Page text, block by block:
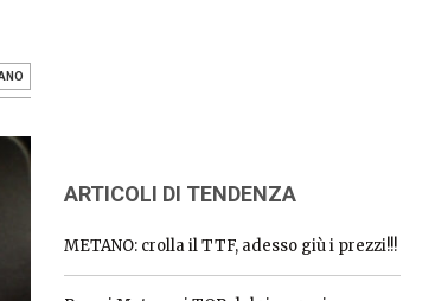
ARTICOLI DI TENDENZA
METANO: crolla il TTF, adesso giù i prezzi!!!